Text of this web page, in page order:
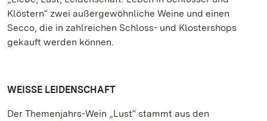
Klöstern“ zwei außergewöhnliche Weine und einen
Secco, die in zahlreichen Schloss- und Klostershops
gekauft werden können.
WEISSE LEIDENSCHAFT
Der Themenjahrs-Wein „Lust“ stammt aus den